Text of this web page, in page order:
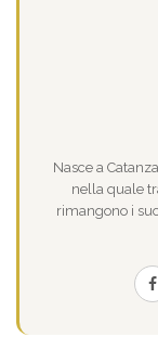
Nasce a
nella quale
rimangono i